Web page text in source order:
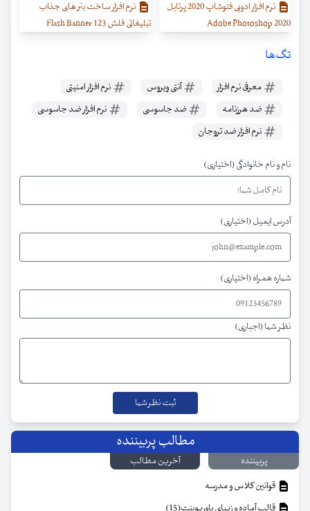
نرم افزار ادوبی فتوشاپ 2020 پرتابل
Adobe Photoshop 2020
نرم افزار ساخت بنر های جذاب
تبلیغاتی فلش 123 Flash Banner
تگ‌ها
معرفی نرم افزار آنتی ویروس
نرم افزار امنیتی
ضد هرزنامه
ضد جاسوسی
نرم افزار ضد جاسوسی
نرم افزار ضد تروجان
نام و نام خانوادگی (اختیاری)
آدرس ایمیل (اختیاری)
شماره همراه (اختیاری)
نظر شما (اجباری)
مطالب پربیننده
پربیننده
آخرین مطالب
قوانین کلاس و مدرسه
قالب آماده و زیبای پاورپوینت(15)